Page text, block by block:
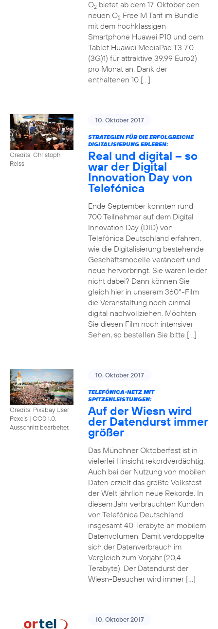
O2bietet ab dem 17. Oktober den
neuen O2Free M Tarif im Bundle
mit dem hochklassigen
Smartphone Huawei P10 und dem
Tablet Huawei MediaPad T3 7.0
(3G)1) für attraktive 39,99 Euro2)
pro Monat an. Dank der
enthaltenen 10 […]
Credits: Christoph
Reiss
10. Oktober 2017
STRATEGIEN FÜR DIE ERFOLGREICHE
DIGITALISIERUNG ERLEBEN:
Real und digital – so
war der Digital
Innovation Day von
Telefónica
Ende September konnten rund
700 Teilnehmer auf dem Digital
Innovation Day (DID) von
Telefónica Deutschland erfahren,
wie die Digitalisierung bestehende
Geschäftsmodelle verändert und
neue hervorbringt. Sie waren leider
nicht dabei? Dann können Sie
gleich hier in unserem 360°-Film
die Veranstaltung noch einmal
digital nachvollziehen. Möchten
Sie diesen Film noch intensiver
Sehen, so bestellen Sie bitte […]
Credits: Pixabay User
Pexels | CC0 1.0,
Ausschnitt bearbeitet
10. Oktober 2017
TELEFÓNICA-NETZ MIT
SPITZENLEISTUNGEN:
Auf der Wiesn wird
der Datendurst immer
größer
Das Münchner Oktoberfest ist in
vielerlei Hinsicht rekordverdächtig.
Auch bei der Nutzung von mobilen
Daten erzielt das größte Volksfest
der Welt jährlich neue Rekorde. In
diesem Jahr verbrauchten Kunden
von Telefónica Deutschland
insgesamt 40 Terabyte an mobilem
Datenvolumen. Damit verdoppelte
sich der Datenverbrauch im
Vergleich zum Vorjahr (20,4
Terabyte). Der Datendurst der
Wiesn-Besucher wird immer […]
10. Oktober 2017